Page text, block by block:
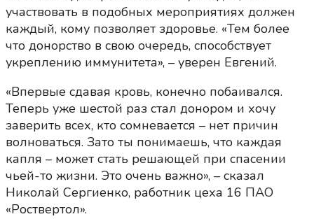
участвовать в подобных мероприятиях должен
каждый, кому позволяет здоровье. «Тем более
что донорство в свою очередь, способствует
укреплению иммунитета», – уверен Евгений.
«Впервые сдавая кровь, конечно побаивался.
Теперь уже шестой раз стал донором и хочу
заверить всех, кто сомневается – нет причин
волноваться. Зато ты понимаешь, что каждая
капля – может стать решающей при спасении
чьей-то жизни. Это очень важно», – сказал
Николай Сергиенко, работник цеха 16 ПАО
«Роствертол».